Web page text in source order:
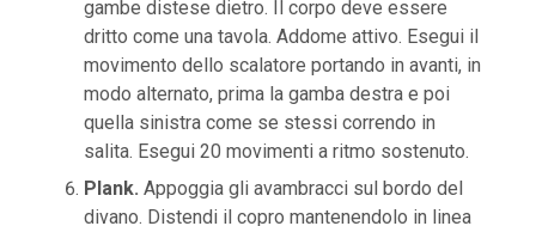
gambe distese dietro. Il corpo deve essere
dritto come una tavola. Addome attivo. Esegui il
movimento dello scalatore portando in avanti, in
modo alternato, prima la gamba destra e poi
quella sinistra come se stessi correndo in
salita. Esegui 20 movimenti a ritmo sostenuto.
Plank. Appoggia gli avambracci sul bordo del
divano. Distendi il copro mantenendolo in linea